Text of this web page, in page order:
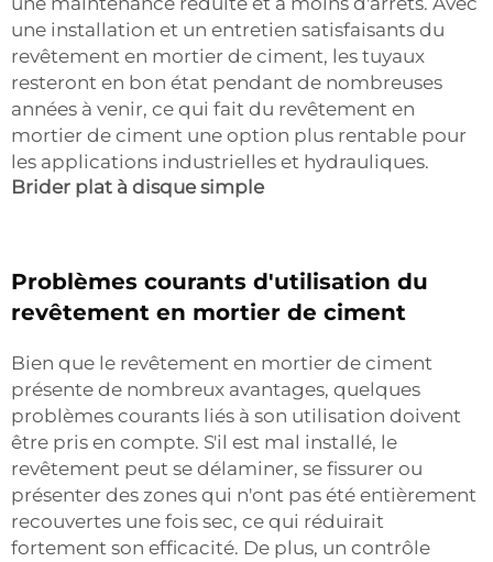
une installation et un entretien satisfaisants du
revêtement en mortier de ciment, les tuyaux
resteront en bon état pendant de nombreuses
années à venir, ce qui fait du revêtement en
mortier de ciment une option plus rentable pour
les applications industrielles et hydrauliques.
Brider plat à disque simple
Problèmes courants d'utilisation du
revêtement en mortier de ciment
Bien que le revêtement en mortier de ciment
présente de nombreux avantages, quelques
problèmes courants liés à son utilisation doivent
être pris en compte. S'il est mal installé, le
revêtement peut se délaminer, se fissurer ou
présenter des zones qui n'ont pas été entièrement
recouvertes une fois sec, ce qui réduirait
fortement son efficacité. De plus, un contrôle